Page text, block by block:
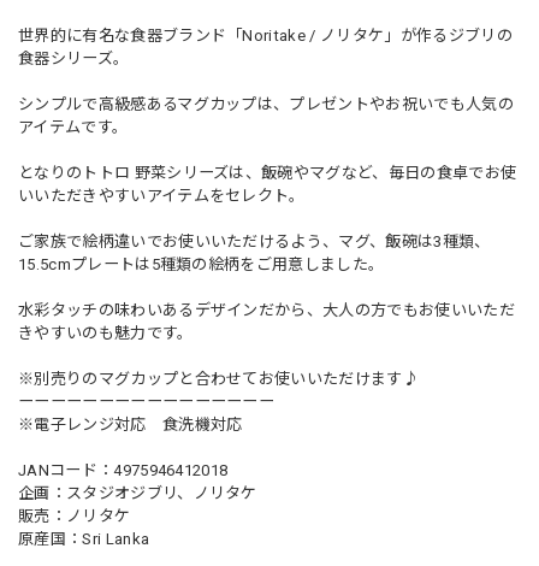
世界的に有名な食器ブランド「Noritake / ノリタケ」が作るジブリの
食器シリーズ。
シンプルで高級感あるマグカップは、プレゼントやお祝いでも人気の
アイテムです。
となりのトトロ 野菜シリーズは、飯碗やマグなど、毎日の食卓でお使
いいただきやすいアイテムをセレクト。
ご家族で絵柄違いでお使いいただけるよう、マグ、飯碗は3種類、
15.5cmプレートは5種類の絵柄をご用意しました。
水彩タッチの味わいあるデザインだから、大人の方でもお使いいただ
きやすいのも魅力です。
※別売りのマグカップと合わせてお使いいただけます♪
ーーーーーーーーーーーーーーーー
※電子レンジ対応 食洗機対応
JANコード：4975946412018
企画：スタジオジブリ、ノリタケ
販売：ノリタケ
原産国：Sri Lanka